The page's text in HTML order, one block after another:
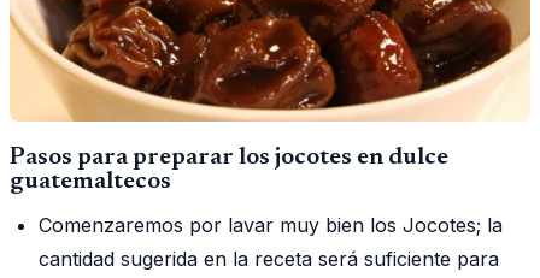
Pasos para preparar los jocotes en dulce
guatemaltecos
Comenzaremos por lavar muy bien los Jocotes; la
cantidad sugerida en la receta será suficiente para